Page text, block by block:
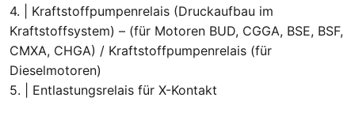
4. | Kraftstoffpumpenrelais (Druckaufbau im
Kraftstoffsystem) – (für Motoren BUD, CGGA, BSE, BSF,
CMXA, CHGA) / Kraftstoffpumpenrelais (für
Dieselmotoren)
5. | Entlastungsrelais für X-Kontakt